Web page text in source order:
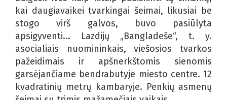
kai daugiavaikei tvarkingai šeimai, likusiai be
stogo virš galvos, buvo pasiūlyta
apsigyventi... Lazdijų „Bangladeše“, t. y.
asocialiais nuomininkais, viešosios tvarkos
pažeidimais ir apšnerkštomis sienomis
garsėjančiame bendrabutyje miesto centre. 12
kvadratinių metrų kambaryje. Penkių asmenų